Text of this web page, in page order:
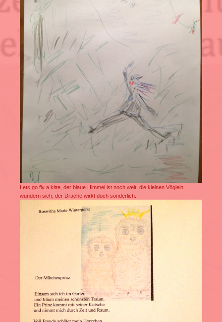
Lets go fly a kitte, der blaue Himmel ist noch weit, die kleinen Vöglein
wundern sich, der Drache wirkt doch sonderlich.